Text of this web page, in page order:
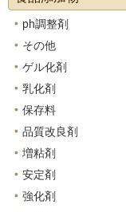
ph調整剤
その他
ゲル化剤
乳化剤
保存料
品質改良剤
増粘剤
安定剤
強化剤